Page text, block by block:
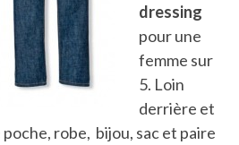
dressing
pour une
femme sur
5. Loin
derrière et
robe, bijou, sac et paire